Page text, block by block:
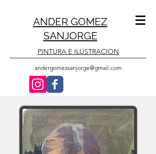
ANDER GOMEZ
SANJORGE
PINTURA E ILUSTRACION
andergomezsanjorge@gmail.com